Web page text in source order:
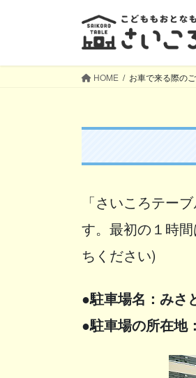
HOME お車で来る際の
「さいころテー
す。最初の１時
ちください)
●駐車場名：みさ
●駐車場の所在地